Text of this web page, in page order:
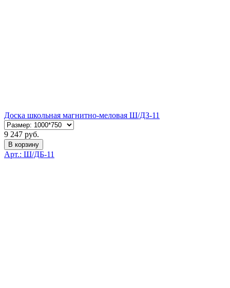
Доска школьная магнитно-меловая Ш/ДЗ-11
9 247 руб.
В корзину
Арт.: Ш/ДБ-11